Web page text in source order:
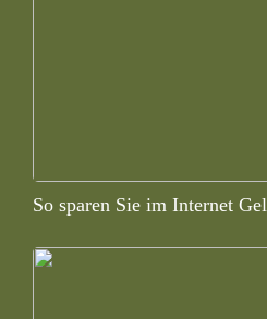
So sparen Sie im Internet